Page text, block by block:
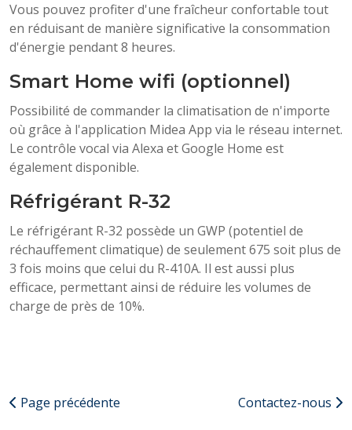
Vous pouvez profiter d'une fraîcheur confortable tout
en réduisant de manière significative la consommation
d'énergie pendant 8 heures.
Smart Home wifi (optionnel)
Possibilité de commander la climatisation de n'importe
où grâce à l'application Midea App via le réseau internet.
Le contrôle vocal via Alexa et Google Home est
également disponible.
Réfrigérant R-32
Le réfrigérant R-32 possède un GWP (potentiel de
réchauffement climatique) de seulement 675 soit plus de
3 fois moins que celui du R-410A. Il est aussi plus
efficace, permettant ainsi de réduire les volumes de
charge de près de 10%.
Page précédente Contactez-nous